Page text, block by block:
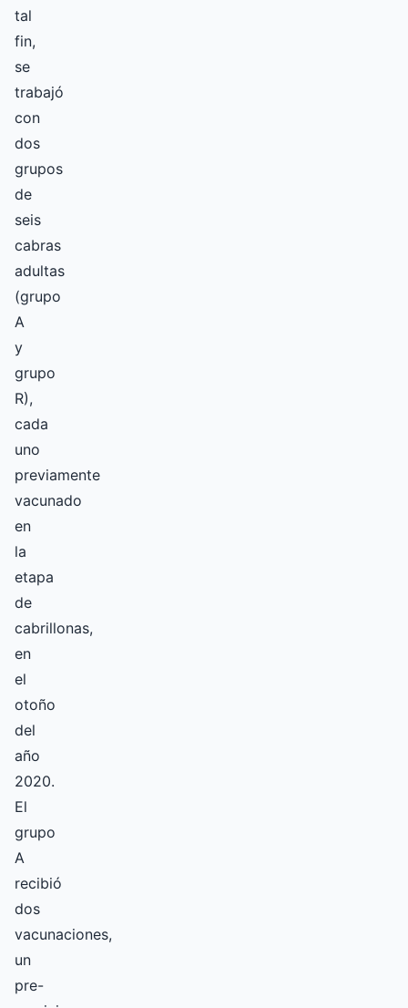
tal
fin,
se
trabajó
con
dos
grupos
de
seis
cabras
adultas
(grupo
A
y
grupo
R),
cada
uno
previamente
vacunado
en
la
etapa
de
cabrillonas,
en
el
otoño
del
año
2020.
El
grupo
A
recibió
dos
vacunaciones,
un
pre-